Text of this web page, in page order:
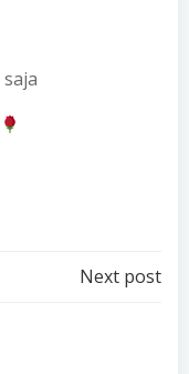
Next post